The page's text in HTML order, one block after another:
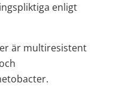
enligt
är multiresistent